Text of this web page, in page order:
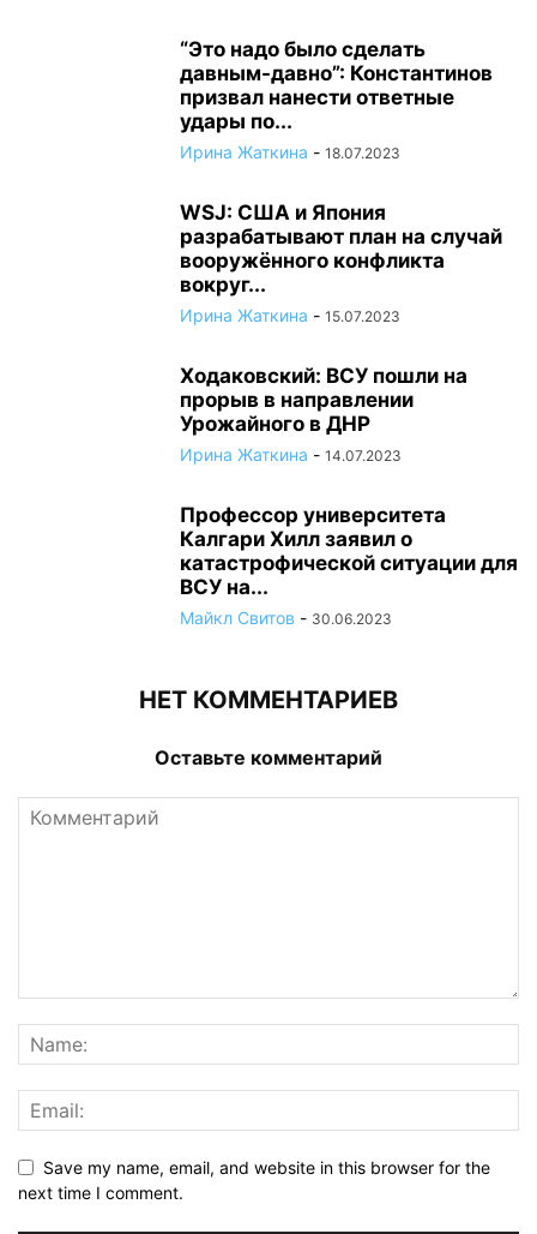
“Это надо было сделать
давным-давно”: Константинов
призвал нанести ответные
удары по...
Ирина Жаткина - 18.07.2023
WSJ: США и Япония
разрабатывают план на случай
вооружённого конфликта
вокруг...
Ирина Жаткина - 15.07.2023
Ходаковский: ВСУ пошли на
прорыв в направлении
Урожайного в ДНР
Ирина Жаткина - 14.07.2023
Профессор университета
Калгари Хилл заявил о
катастрофической ситуации для
ВСУ на...
Майкл Свитов - 30.06.2023
НЕТ КОММЕНТАРИЕВ
Оставьте комментарий
Save my name, email, and website in this browser for the
next time I comment.